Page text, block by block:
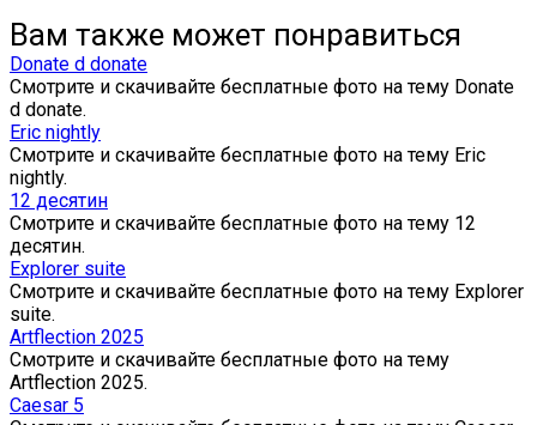
Вам также может понравиться
Donate d donate
Смотрите и скачивайте бесплатные фото на тему Donate
d donate.
Eric nightly
Смотрите и скачивайте бесплатные фото на тему Eric
nightly.
12 десятин
Смотрите и скачивайте бесплатные фото на тему 12
десятин.
Explorer suite
Смотрите и скачивайте бесплатные фото на тему Explorer
suite.
Artflection 2025
Смотрите и скачивайте бесплатные фото на тему
Artflection 2025.
Caesar 5